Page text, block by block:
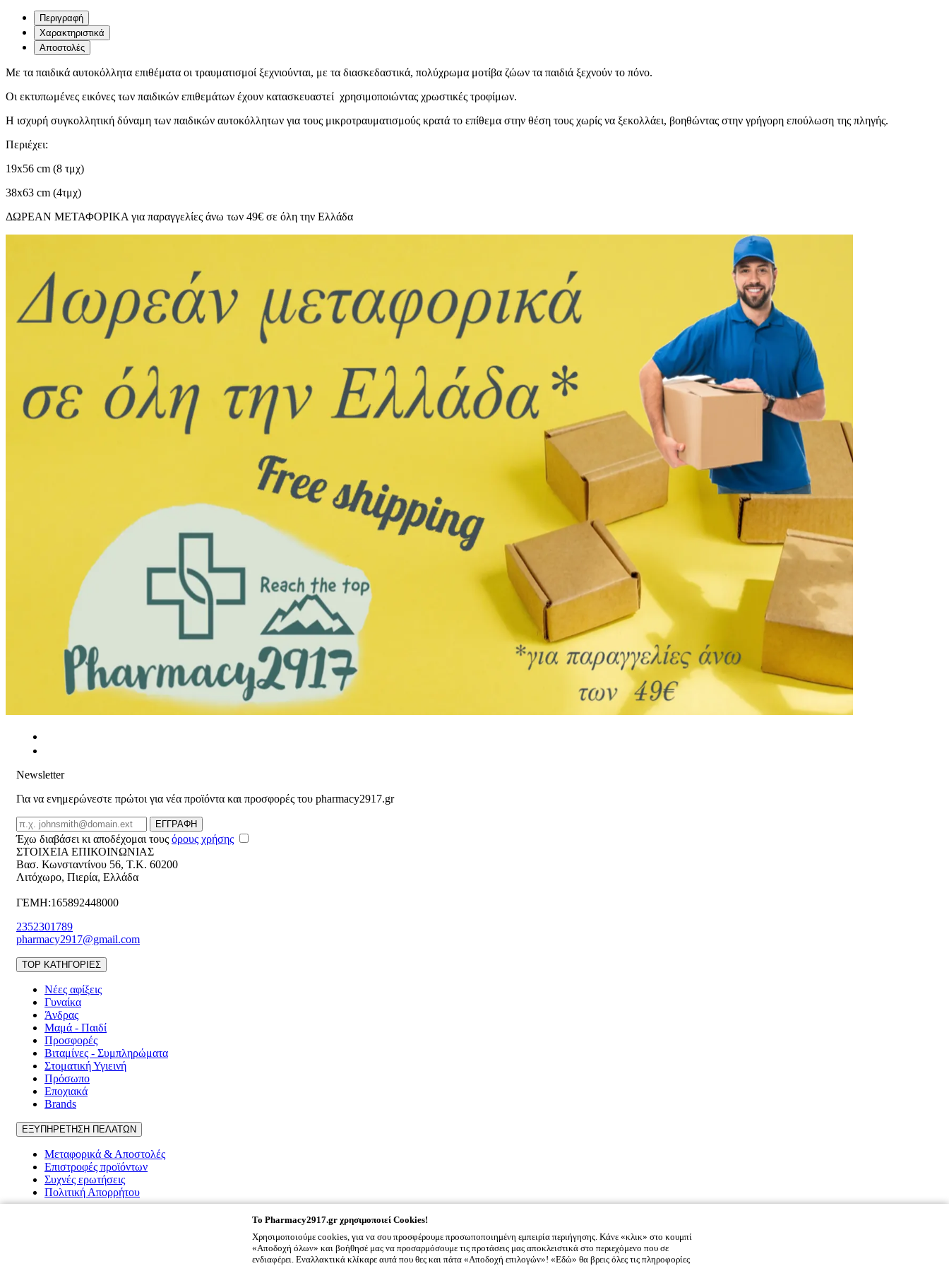
Περιγραφή
Χαρακτηριστικά
Αποστολές
Με τα παιδικά αυτοκόλλητα επιθέματα οι τραυματισμοί ξεχνιούνται, με τα διασκεδαστικά, πολύχρωμα μοτίβα ζώων τα παιδιά ξεχνούν το πόνο.
Οι εκτυπωμένες εικόνες των παιδικών επιθεμάτων έχουν κατασκευαστεί χρησιμοποιώντας χρωστικές τροφίμων.
Η ισχυρή συγκολλητική δύναμη των παιδικών αυτοκόλλητων για τους μικροτραυματισμούς κρατά το επίθεμα στην θέση τους χωρίς να ξεκολλάει, βοηθώντας στην γρήγορη επούλωση της πληγής.
Περιέχει:
19x56 cm (8 τμχ)
38x63 cm (4τμχ)
ΔΩΡΕΑΝ ΜΕΤΑΦΟΡΙΚΑ για παραγγελίες άνω των 49€ σε όλη την Ελλάδα
Newsletter
Για να ενημερώνεστε πρώτοι για νέα προϊόντα και προσφορές του pharmacy2917.gr
Email
ΕΓΓΡΑΦΗ
Έχω διαβάσει κι αποδέχομαι τους όρους χρήσης
ΣΤΟΙΧΕΙΑ ΕΠΙΚΟΙΝΩΝΙΑΣ
Βασ. Κωνσταντίνου 56, T.K. 60200
Λιτόχωρο, Πιερία, Ελλάδα
ΓΕΜΗ:165892448000
2352301789
pharmacy2917@gmail.com
TOP ΚΑΤΗΓΟΡΙΕΣ
Νέες αφίξεις
Γυναίκα
Άνδρας
Μαμά - Παιδί
Προσφορές
Βιταμίνες - Συμπληρώματα
Στοματική Υγιεινή
Πρόσωπο
Εποχιακά
Brands
ΕΞΥΠΗΡΕΤΗΣΗ ΠΕΛΑΤΩΝ
Μεταφορικά & Αποστολές
Επιστροφές προϊόντων
Συχνές ερωτήσεις
Πολιτική Απορρήτου
To Pharmacy2917.gr χρησιμοποιεί Cookies!
Χρησιμοποιούμε cookies, για να σου προσφέρουμε προσωποποιημένη εμπειρία περιήγησης. Κάνε «κλικ» στο κουμπί
«Αποδοχή όλων» και βοήθησέ μας να προσαρμόσουμε τις προτάσεις μας αποκλειστικά στο περιεχόμενο που σε
ενδιαφέρει. Εναλλακτικά κλίκαρε αυτά που θες και πάτα «Αποδοχή επιλογών»! «Εδώ» θα βρεις όλες τις πληροφορίες